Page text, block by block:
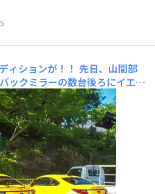
ィションが！！ 先日、山間部
ックミラーの数台後ろにイエロ
い走りながら後ろを気にしてた
できてテンションが上がり数キ
少し広めの駐車場に停めたら、
さかの隣りに停めてくれて少し